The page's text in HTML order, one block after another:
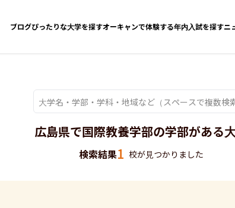
ブログぴったりな大学を探すオーキャンで体験する年内入試を探すニ
広島県で国際教養学部の学部がある
検索結果1 校が見つかりました